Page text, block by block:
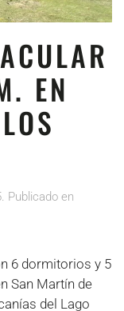
EN
. Publicado en
6 dormitorios y 5
San Martín de
del Lago